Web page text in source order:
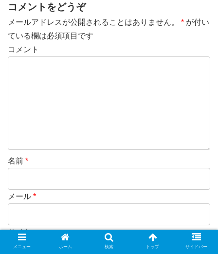
コメントをどうぞ
メールアドレスが公開されることはありません。 * が付い
ている欄は必須項目です
コメント
名前 *
メール *
サイト
メニュー ホーム 検索 トップ サイドバー